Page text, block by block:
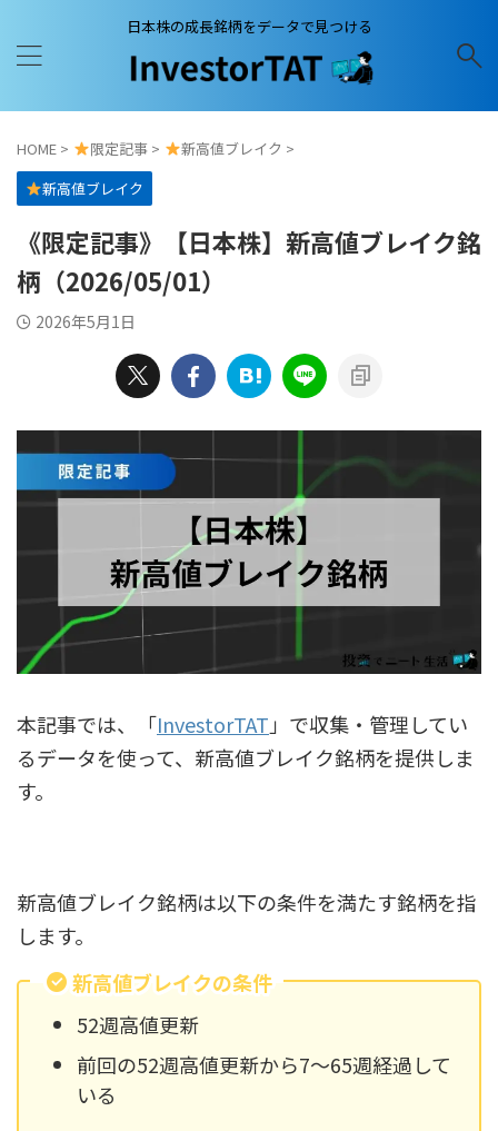
日本株の成長銘柄をデータで見つける
HOME > 限定記事 > 新高値ブレイク >
新高値ブレイク
《限定記事》【日本株】新高値ブレイク銘
柄（2026/05/01）
2026年5月1日
本記事では、「InvestorTAT」で収集・管理してい
るデータを使って、新高値ブレイク銘柄を提供しま
す。
新高値ブレイク銘柄は以下の条件を満たす銘柄を指
します。
新高値ブレイクの条件
52週高値更新
前回の52週高値更新から7〜65週経過して
いる